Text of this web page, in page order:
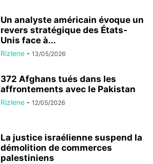
Un analyste américain évoque un
revers stratégique des États-
Unis face à...
Rizlene - 13/05/2026
372 Afghans tués dans les
affrontements avec le Pakistan
Rizlene - 12/05/2026
La justice israélienne suspend la
démolition de commerces
palestiniens